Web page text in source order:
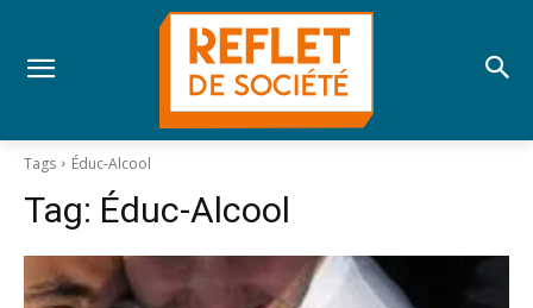
Tags Éduc-Alcool
Tag: Éduc-Alcool